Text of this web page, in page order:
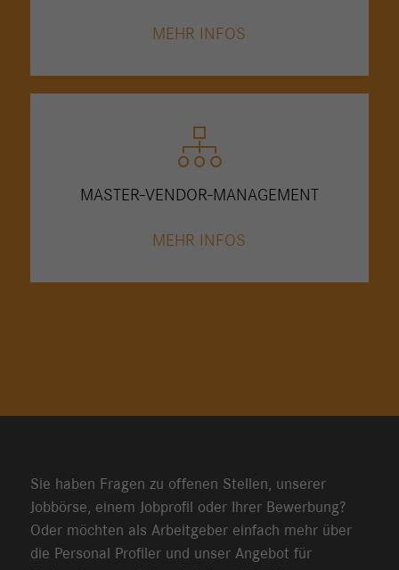
MEHR INFOS
MASTER-VENDOR-MANAGEMENT
MEHR INFOS
Sie haben Fragen zu offenen Stellen, unserer
Jobbörse, einem Jobprofil oder Ihrer Bewerbung?
Oder möchten als Arbeitgeber einfach mehr über
die Personal Profiler und unser Angebot für